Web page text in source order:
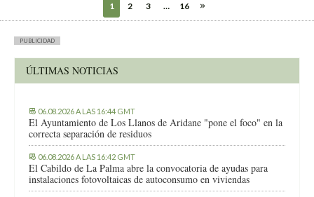
1 2 3 … 16
PUBLICIDAD
ÚLTIMAS NOTICIAS
06.08.2026 A LAS 16:44 GMT
El Ayuntamiento de Los Llanos de Aridane "pone el foco" en la
correcta separación de residuos
06.08.2026 A LAS 16:42 GMT
El Cabildo de La Palma abre la convocatoria de ayudas para
instalaciones fotovoltaicas de autoconsumo en viviendas